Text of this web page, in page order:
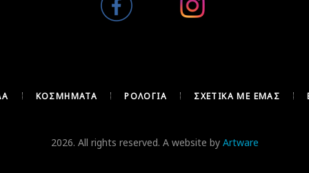
ΚΟΣΜΉΜΑΤΑ ΡΟΛΌΓΙΑ ΣΧΕΤΙΚΆ ΜΕ ΕΜΆΣ
2026. All rights reserved. A website by Artware